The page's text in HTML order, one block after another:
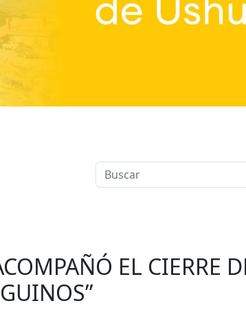
EL CIERRE